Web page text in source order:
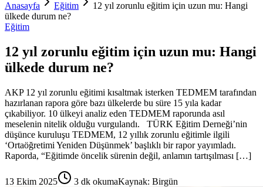
Anasayfa Eğitim
12 yıl zorunlu eğitim için uzun mu: Hangi
ülkede durum ne?
Eğitim
12 yıl zorunlu eğitim için uzun mu: Hangi
ülkede durum ne?
AKP 12 yıl zorunlu eğitimi kısaltmak isterken TEDMEM tarafından
hazırlanan rapora göre bazı ülkelerde bu süre 15 yıla kadar
çıkabiliyor. 10 ülkeyi analiz eden TEDMEM raporunda asıl
meselenin nitelik olduğu vurgulandı. TÜRK Eğitim Derneği’nin
düşünce kuruluşu TEDMEM, 12 yıllık zorunlu eğitimle ilgili
‘Ortaöğretimi Yeniden Düşünmek’ başlıklı bir rapor yayımladı.
Raporda, “Eğitimde öncelik sürenin değil, anlamın tartışılması […]
13 Ekim 2025 3 dk okumaKaynak: Birgün